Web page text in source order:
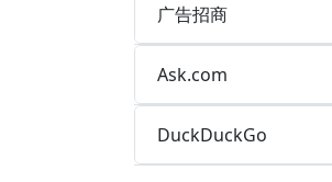
广告招商
Ask.com
DuckDuckGo